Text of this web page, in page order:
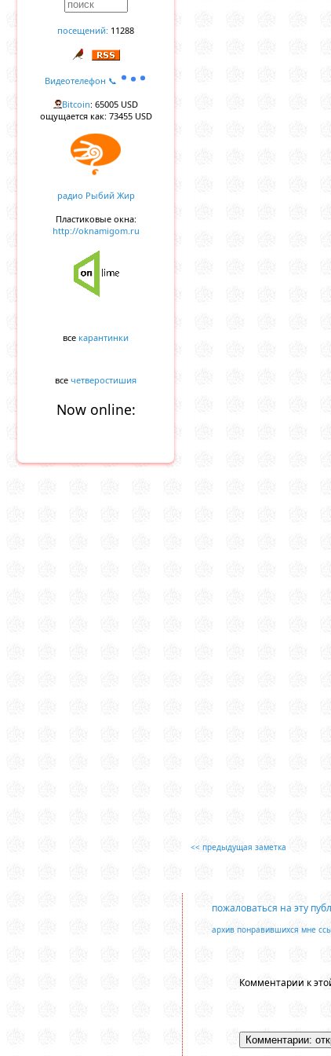
посещений: 11288
Видеотелефон 📞
Bitcoin: 65005 USD
ощущается как: 73455 USD
радио Рыбий Жир
Пластиковые окна:
http://oknamigom.ru
все карантинки
все четверостишия
Now online:
<< предыдущая заметка
пожаловаться на эту
архив понравившихся мне
Комментарии к